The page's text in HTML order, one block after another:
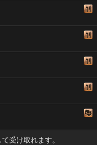
受け取れます。